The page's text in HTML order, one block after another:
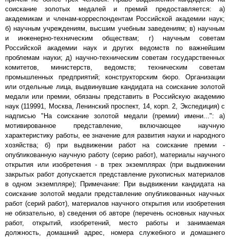
соискание золотых медалей и премий предоставляется: а)
академикам и членам-корреспондентам Российской академии наук;
б) научным учреждениям, высшим учебным заведениям; в) научным
и инженерно-техническим обществам; г) научным советам
Российской академии наук и других ведомств по важнейшим
проблемам науки; д) научно-техническим советам государственных
комитетов, министерств, ведомств; техническим советам
промышленных предприятий; конструкторским бюро. Организации
или отдельные лица, выдвинувшие кандидата на соискание золотой
медали или премии, обязаны представить в Российскую академию
наук (119991, Москва, Ленинский проспект, 14, корп. 2, Экспедиция) с
надписью "На соискание золотой медали (премии) имени...": а)
мотивированное представление, включающее научную
характеристику работы, ее значение для развития науки и народного
хозяйства; б) при выдвижении работ на соискание премии -
опубликованную научную работу (серию работ), материалы научного
открытия или изобретения - в трех экземплярах (при выдвижении
закрытых работ допускается представление рукописных материалов
в одном экземпляре); Примечание: При выдвижении кандидата на
соискание золотой медали представление опубликованных научных
работ (серий работ), материалов научного открытия или изобретения
не обязательно, в) сведения об авторе (перечень основных научных
работ, открытий, изобретений, место работы и занимаемая
должность, домашний адрес, номера служебного и домашнего